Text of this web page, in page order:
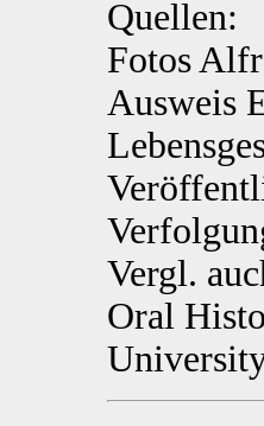
Quellen:
Fotos
Ausweis
Vergl.
Oral